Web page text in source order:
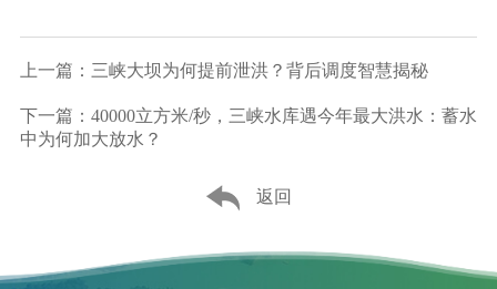
上一篇：三峡大坝为何提前泄洪？背后调度智慧揭秘
下一篇：40000立方米/秒，三峡水库遇今年最大洪水：蓄水
中为何加大放水？
返回